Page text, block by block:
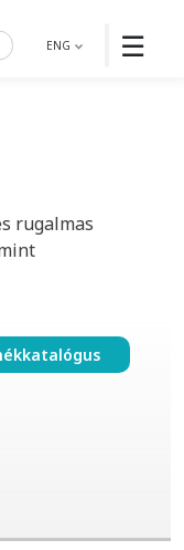
☰
ENG
rugalmas